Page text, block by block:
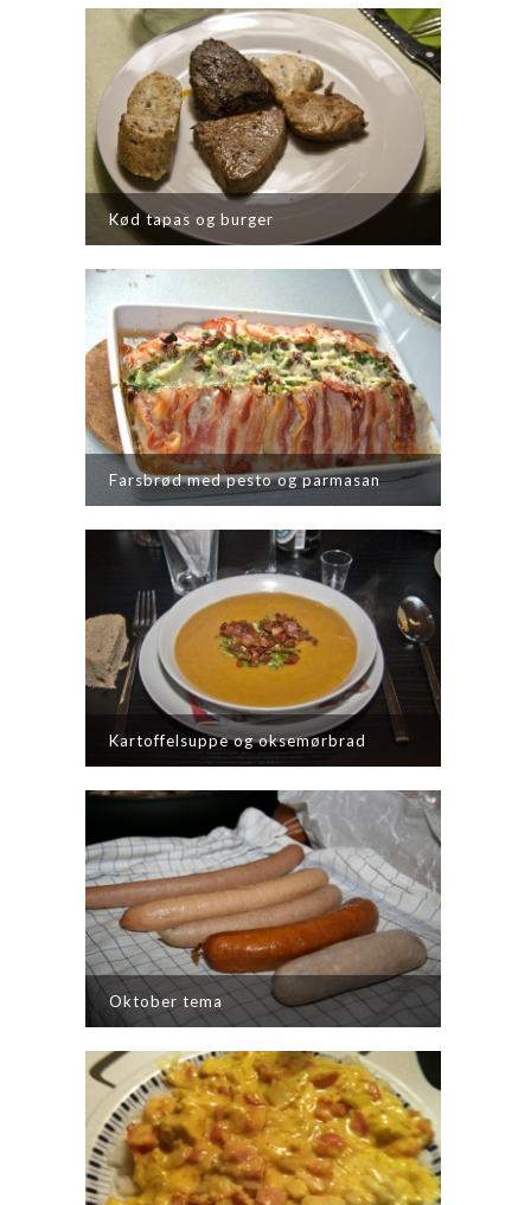
Kød tapas og burger
Farsbrød med pesto og parmasan
Kartoffelsuppe og oksemørbrad
Oktober tema